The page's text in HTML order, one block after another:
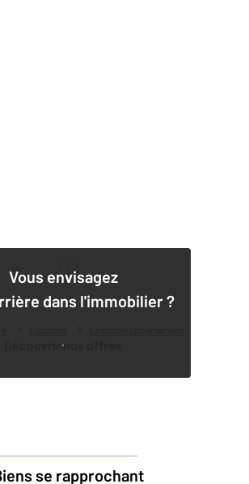
Vous envisagez
dans l'immobilier ?
Découvrir nos offres
1
se rapprochant